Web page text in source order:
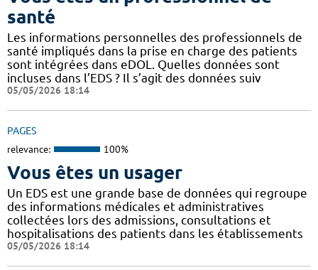
santé
Les informations personnelles des professionnels de
santé impliqués dans la prise en charge des patients
sont intégrées dans eDOL. Quelles données sont
incluses dans l’EDS ? Il s’agit des données suiv
05/05/2026 18:14
PAGES
relevance: 100%
Vous êtes un usager
Un EDS est une grande base de données qui regroupe
des informations médicales et administratives
collectées lors des admissions, consultations et
hospitalisations des patients dans les établissements
05/05/2026 18:14